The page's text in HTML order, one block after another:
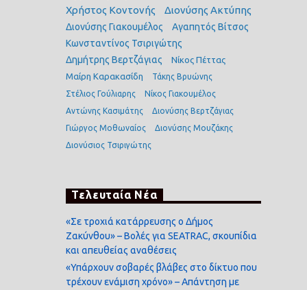
Χρήστος Κοντονής
Διονύσης Ακτύπης
Διονύσης Γιακουμέλος
Αγαπητός Βίτσος
Κωνσταντίνος Τσιριγώτης
Δημήτρης Βερτζάγιας
Νίκος Πέττας
Μαίρη Καρακασίδη
Τάκης Βρυώνης
Στέλιος Γούλιαρης
Νίκος Γιακουμέλος
Αντώνης Κασιμάτης
Διονύσης Βερτζάγιας
Γιώργος Μοθωναίος
Διονύσης Μουζάκης
Διονύσιος Τσιριγώτης
Τελευταία Νέα
«Σε τροχιά κατάρρευσης ο Δήμος
Ζακύνθου» – Βολές για SEATRAC, σκουπίδια
και απευθείας αναθέσεις
«Υπάρχουν σοβαρές βλάβες στο δίκτυο που
τρέχουν ενάμιση χρόνο» – Απάντηση με